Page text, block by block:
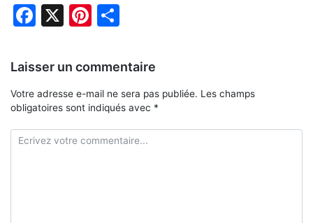
Facebook
X Pinterest
Laisser un commentaire
Votre adresse e-mail ne sera pas publiée. Les champs
obligatoires sont indiqués avec *